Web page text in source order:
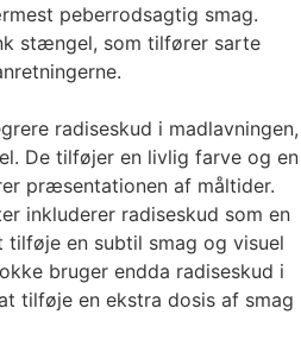
peberrodsagtig smag.
stængel, som tilfører sarte
radiseskud i madlavningen,
De tilføjer en livlig farve og en
præsentationen af ​​måltider.
inkluderer radiseskud som en
en subtil smag og visuel
bruger endda radiseskud i
tilføje en ekstra dosis af smag